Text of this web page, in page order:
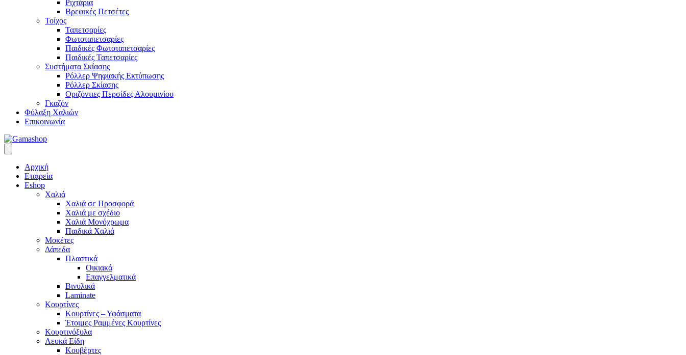
Ριχτάρια
Βρεφικές Πετσέτες
Τοίχος
Ταπετσαρίες
Φωτοταπετσαρίες
Παιδικές Φωτοταπετσαρίες
Παιδικές Ταπετσαρίες
Συστήματα Σκίασης
Ρόλλερ Ψηφιακής Εκτύπωσης
Ρόλλερ Σκίασης
Οριζόντιες Περσίδες Αλουμινίου
Γκαζόν
Φύλαξη Χαλιών
Επικοινωνία
Αρχική
Εταιρεία
Eshop
Χαλιά
Χαλιά σε Προσφορά
Χαλιά με σχέδιο
Χαλιά Μονόχρωμα
Παιδικά Χαλιά
Μοκέτες
Δάπεδα
Πλαστικά
Οικιακά
Επαγγελματικά
Βινυλικά
Laminate
Κουρτίνες
Κουρτίνες – Υφάσματα
Έτοιμες Ραμμένες Κουρτίνες
Κουρτινόξυλα
Λευκά Είδη
Κουβέρτες